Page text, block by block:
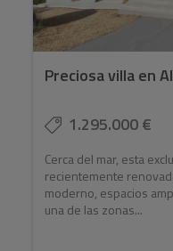
Preciosa villa en
1.295.000 €
Cerca del mar, esta
recientemente
moderno, espacios
una de las zonas...